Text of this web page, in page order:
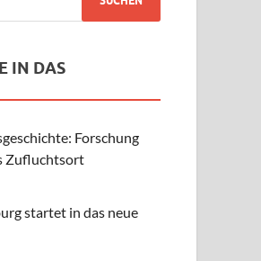
IN DAS
Forschung
Zufluchtsort
startet in das neue